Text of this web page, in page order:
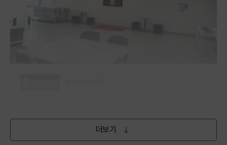
(토,일) 오전 9시~오후 6시
무료
더보기